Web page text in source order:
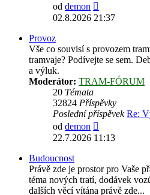
od demon
poslední
02.8.2026 21:37
Provoz
Vše co souvisí s provozem
tramvaje? Podívejte se sem.
a výluk.
Moderátor: TRAM-FÓRUM
20 Témata
32824 Příspěvky
Poslední příspěvek Re:
od demon
poslední
22.7.2026 11:13
Budoucnost
Právě zde je prostor pro Vaše
téma nových tratí, dodávek
dalších věcí vítána právě zde...